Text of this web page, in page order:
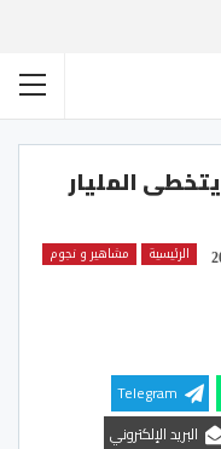
فيديو كليب One Direction يتخطى المليار
الرئيسية مشاهير و نجوم
Telegram
البريد الإلكتروني